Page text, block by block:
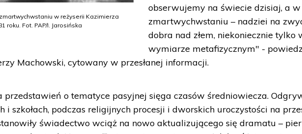
w reżyserii Kazimierza
roku. Fot. PAP/I. Jarosińska
obserwujemy na świecie dzisiaj, a w
zmartwychwstaniu – nadziei na
dobra nad złem, niekoniecznie tylko
wymiarze metafizycznym" -
Machowski, cytowany w przesłanej informacji.
przedstawień o tematyce pasyjnej sięga czasów średniowiecza.
i szkołach, podczas religijnych procesji i dworskich uroczystości na
świadectwo wciąż na nowo aktualizującego się dramatu –